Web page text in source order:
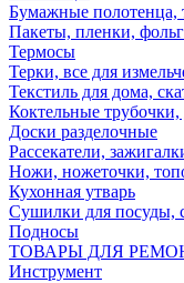
Бумажные полотенца,
Пакеты, пленки,
Термосы
Терки, все для
Текстиль для дома,
Коктельные
Доски разделочные
Рассекатели,
Ножи, ножеточки,
Кухонная утварь
Сушилки для посуды,
Подносы
ТОВАРЫ ДЛЯ
Инструмент